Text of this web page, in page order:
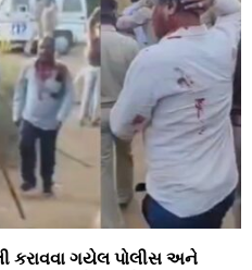
કરાવવા ગયેલ પોલીસ અને